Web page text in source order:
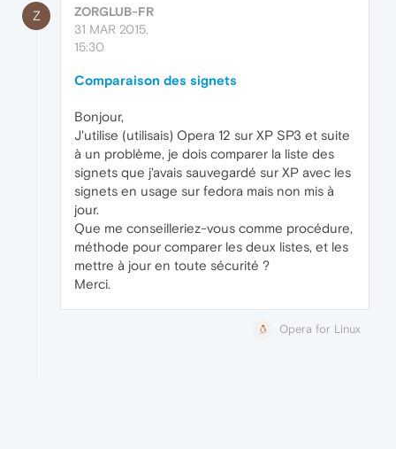
Z
ZORGLUB-FR
31 MAR 2015,
15:30
Comparaison des signets
Bonjour,
J'utilise (utilisais) Opera 12 sur XP SP3 et suite
à un problème, je dois comparer la liste des
signets que j'avais sauvegardé sur XP avec les
signets en usage sur fedora mais non mis à
jour.
Que me conseilleriez-vous comme procédure,
méthode pour comparer les deux listes, et les
mettre à jour en toute sécurité ?
Merci.
Opera for Linux